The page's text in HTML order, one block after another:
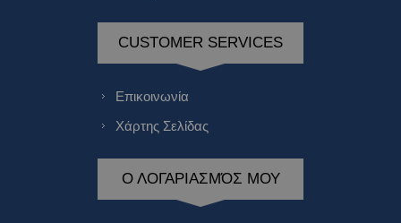
CUSTOMER SERVICES
Επικοινωνία
Χάρτης Σελίδας
Ο ΛΟΓΑΡΙΑΣΜΌΣ ΜΟΥ